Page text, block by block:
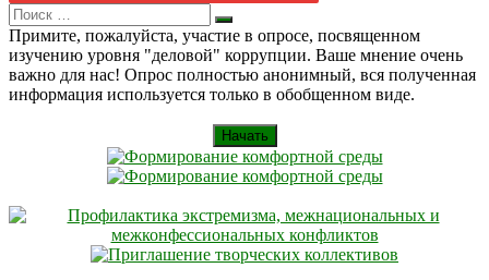
Search
for:
Искать
Примите, пожалуйста, участие в опросе, посвященном
изучению уровня "деловой" коррупции. Ваше мнение очень
важно для нас! Опрос полностью анонимный, вся полученная
информация используется только в обобщенном виде.
Начать